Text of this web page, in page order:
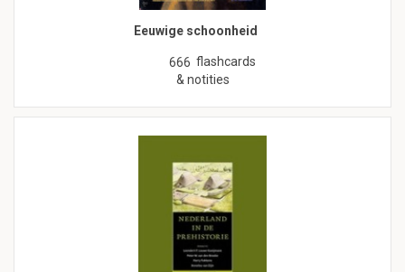
Eeuwige schoonheid
666 flashcards
& notities